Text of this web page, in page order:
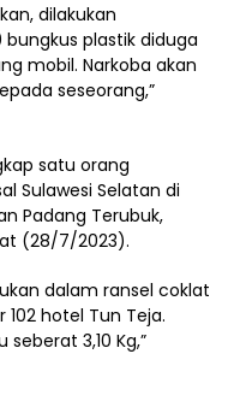
dilakukan
plastik diduga
mobil. Narkoba akan
seseorang,”
satu orang
Sulawesi Selatan di
Padang Terubuk,
(28/7/2023).
dalam ransel coklat
hotel Tun Teja.
3,10 Kg,”